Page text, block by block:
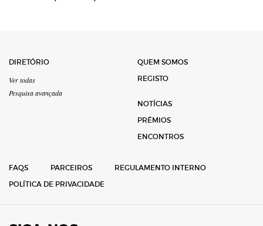
DIRETÓRIO
Ver todas
Pesquisa avançada
QUEM SOMOS
REGISTO
NOTÍCIAS
PRÉMIOS
ENCONTROS
FAQS PARCEIROS
REGULAMENTO INTERNO
POLÍTICA DE PRIVACIDADE